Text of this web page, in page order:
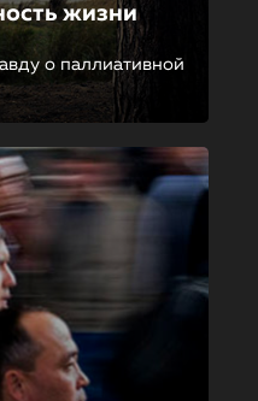
жизни
о паллиативной